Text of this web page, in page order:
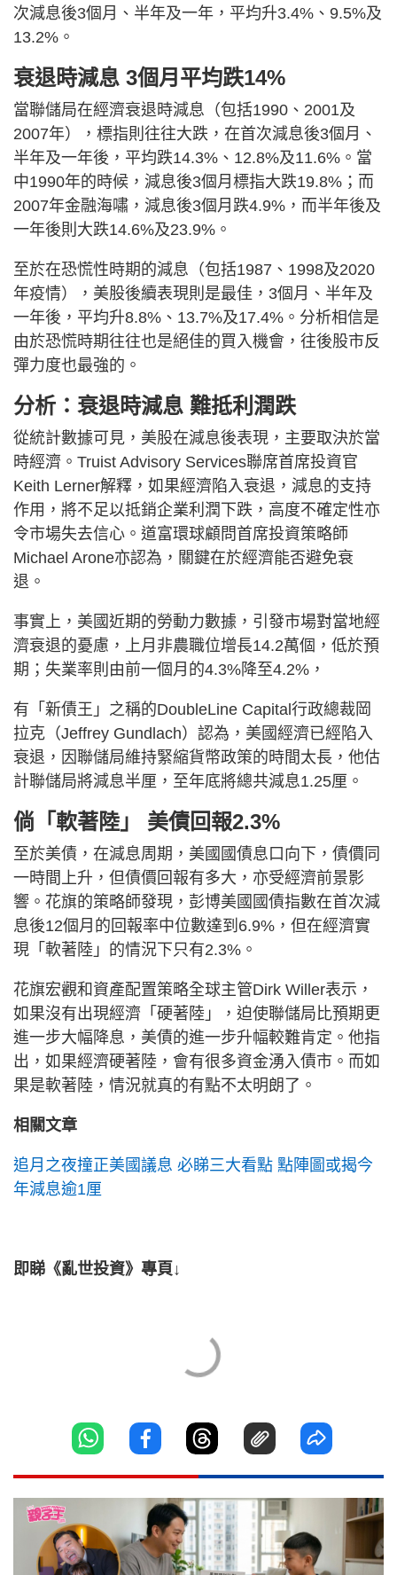
次減息後3個月、半年及一年，平均升3.4%、9.5%及
13.2%。
衰退時減息 3個月平均跌14%
當聯儲局在經濟衰退時減息（包括1990、2001及
2007年），標指則往往大跌，在首次減息後3個月、
半年及一年後，平均跌14.3%、12.8%及11.6%。當
中1990年的時候，減息後3個月標指大跌19.8%；而
2007年金融海嘯，減息後3個月跌4.9%，而半年後及
一年後則大跌14.6%及23.9%。
至於在恐慌性時期的減息（包括1987、1998及2020
年疫情），美股後續表現則是最佳，3個月、半年及
一年後，平均升8.8%、13.7%及17.4%。分析相信是
由於恐慌時期往往也是絕佳的買入機會，往後股市反
彈力度也最強的。
分析：衰退時減息 難抵利潤跌
從統計數據可見，美股在減息後表現，主要取決於當
時經濟。Truist Advisory Services聯席首席投資官
Keith Lerner解釋，如果經濟陷入衰退，減息的支持
作用，將不足以抵銷企業利潤下跌，高度不確定性亦
令市場失去信心。道富環球顧問首席投資策略師
Michael Arone亦認為，關鍵在於經濟能否避免衰
退。
事實上，美國近期的勞動力數據，引發市場對當地經
濟衰退的憂慮，上月非農職位增長14.2萬個，低於預
期；失業率則由前一個月的4.3%降至4.2%，
有「新債王」之稱的DoubleLine Capital行政總裁岡
拉克（Jeffrey Gundlach）認為，美國經濟已經陷入
衰退，因聯儲局維持緊縮貨幣政策的時間太長，他估
計聯儲局將減息半厘，至年底將總共減息1.25厘。
倘「軟著陸」 美債回報2.3%
至於美債，在減息周期，美國國債息口向下，債價同
一時間上升，但債價回報有多大，亦受經濟前景影
響。花旗的策略師發現，彭博美國國債指數在首次減
息後12個月的回報率中位數達到6.9%，但在經濟實
現「軟著陸」的情況下只有2.3%。
花旗宏觀和資產配置策略全球主管Dirk Willer表示，
如果沒有出現經濟「硬著陸」，迫使聯儲局比預期更
進一步大幅降息，美債的進一步升幅較難肯定。他指
出，如果經濟硬著陸，會有很多資金湧入債市。而如
果是軟著陸，情況就真的有點不太明朗了。
相關文章
追月之夜撞正美國議息 必睇三大看點 點陣圖或揭今
年減息逾1厘
即睇《亂世投資》專頁↓